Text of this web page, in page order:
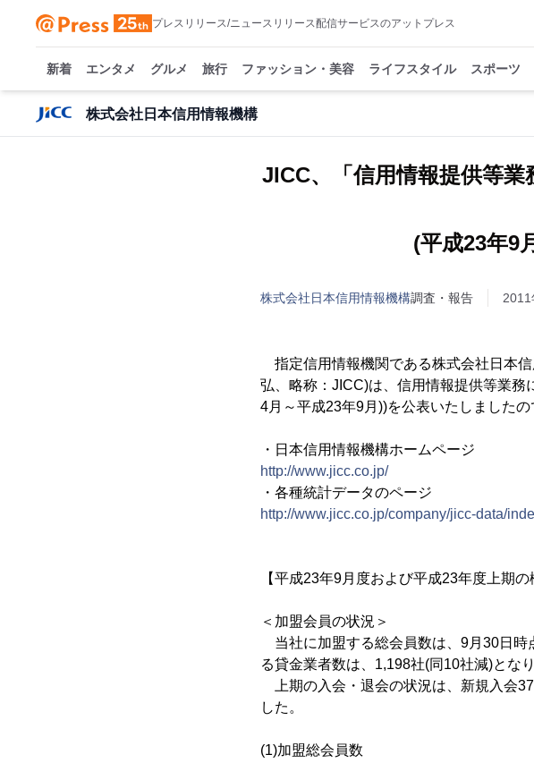
プレスリリース/ニュースリリース配信サービスのアットプレス
新着 エンタメ グルメ 旅行 ファッション・美容 ライフスタイル スポーツ
株式会社日本信用情報機構
JICC、「信用情報提供等
(平成23年9
株式会社日本信用情報機構調査・報告
指定信用情報機関である株式会社日本
弘、略称：JICC)は、信用情報提供等業
4月～平成23年9月))を公表いたしましたの
・日本信用情報機構ホームページ
http://www.jicc.co.jp/
・各種統計データのページ
http://www.jicc.co.jp/company/jicc-data/
【平成23年9月度および平成23年度上期の
＜加盟会員の状況＞
当社に加盟する総会員数は、9月30日時
る貸金業者数は、1,198社(同10社減)となり
上期の入会・退会の状況は、新規入会
した。
(1)加盟総会員数